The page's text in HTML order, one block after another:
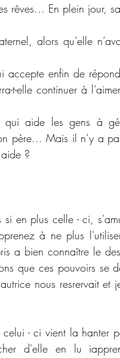
rêves... En plein jour,
alors qu’elle
accepte enfin de
t-elle continuer à
qui aide les gens à
père... Mais il n’y a
?
en plus celle - ci,
à ne plus
a bien connaître le
que ces pouvoirs se
nous resrervait et
- ci vient la hanter
d'elle en lu